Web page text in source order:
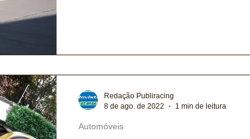
Automóveis
Redação Publiracing
8 de ago. de 2022
1 min de leitura